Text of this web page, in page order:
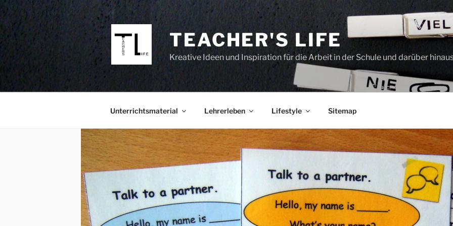
Inhalt
TEACHER'S LIFE
Kreative Ideen und Inspiration für die Arbeit in der Schule und darüber
Unterrichtsmaterial Lehrerleben Lifestyle Sitemap